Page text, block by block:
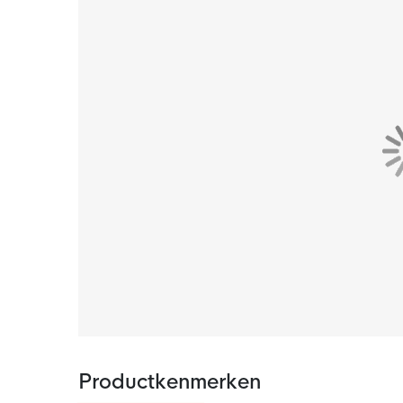
Gemaakt van een duurzame en ademende
Productkenmerken